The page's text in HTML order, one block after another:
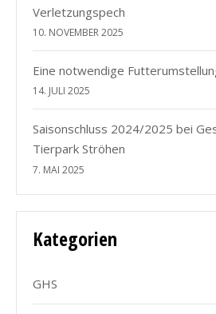
Verletzungspech
10. NOVEMBER 2025
Eine notwendige
14. JULI 2025
Saisonschluss 2024/2025 bei
Tierpark Ströhen
7. MAI 2025
Kategorien
GHS